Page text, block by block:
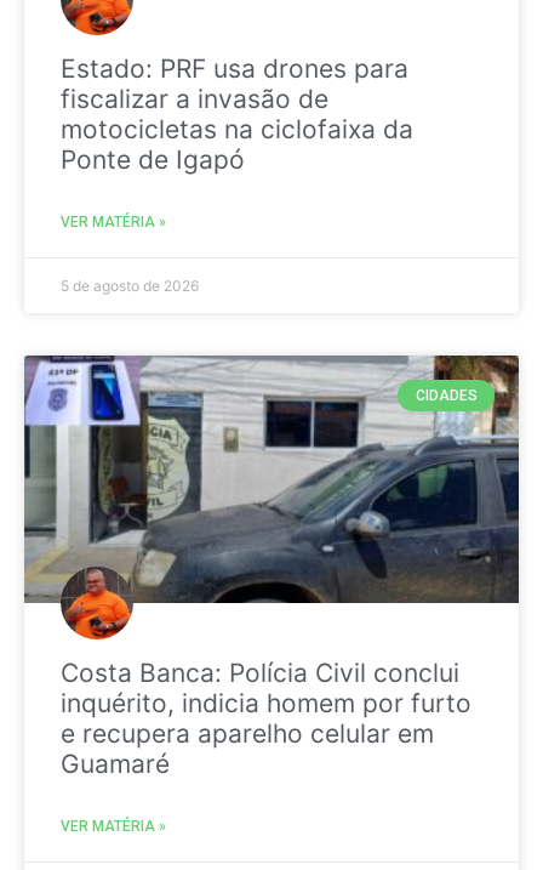
Estado: PRF usa drones para
fiscalizar a invasão de
motocicletas na ciclofaixa da
Ponte de Igapó
VER MATÉRIA »
5 de agosto de 2026
CIDADES
Costa Banca: Polícia Civil conclui
inquérito, indicia homem por furto
e recupera aparelho celular em
Guamaré
VER MATÉRIA »